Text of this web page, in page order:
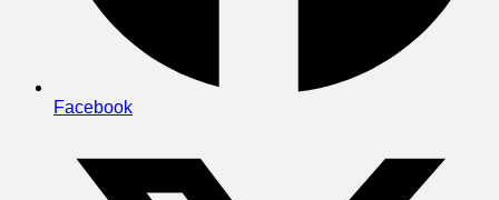
Facebook